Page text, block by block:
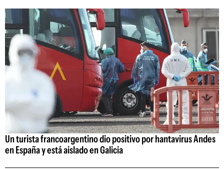
Un turista francoargentino dio positivo por hantavirus Andes
en España y está aislado en Galicia